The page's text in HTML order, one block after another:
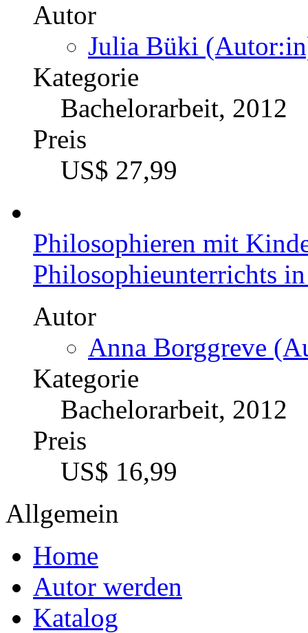
Autor
Julia Büki
Kategorie
Bachelorarbeit, 2012
Preis
US$ 27,99
Philosophieren mit
Philosophieunterrichts
Autor
Anna Borggreve
Kategorie
Bachelorarbeit, 2012
Preis
US$ 16,99
Allgemein
Home
Autor werden
Katalog